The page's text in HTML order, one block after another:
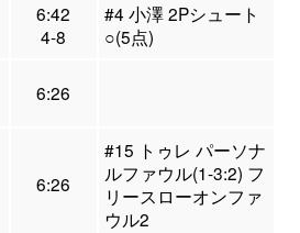
6:42
4-8
#4 小澤 2Pシュート
○(5点)
6:26
6:26
#15 トゥレ パーソナ
ルファウル(1-3:2) フ
リースローオンファ
ウル2